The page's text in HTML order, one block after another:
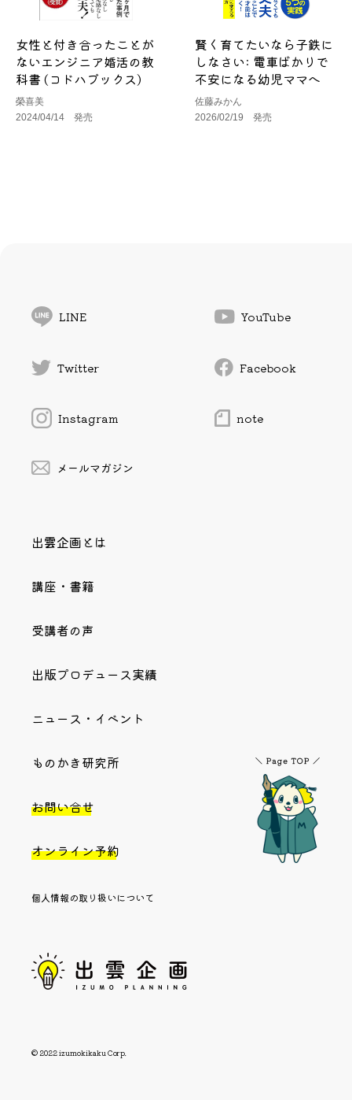
女性と付き合ったことが
ないエンジニア婚活の教
科書 (コドハブックス)
榮喜美
2024/04/14 発売
賢く育てたいなら子鉄に
しなさい: 電車ばかりで
不安になる幼児ママへ
佐藤みかん
2026/02/19 発売
LINE YouTube
Twitter Facebook
Instagram note
メールマガジン
出雲企画とは
講座・書籍
受講者の声
出版プロデュース実績
ニュース・イベント
ものかき研究所
お問い合せ
オンライン予約
個人情報の取り扱いについて
© 2022 izumokikaku Corp.